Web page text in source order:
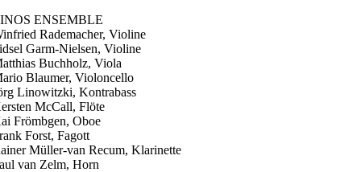
ENSEMBLE
Rademacher, Violine
Garm-Nielsen, Violine
Buchholz, Viola
Blaumer, Violoncello
Linowitzki, Kontrabass
McCall, Flöte
Frömbgen, Oboe
Forst, Fagott
Müller-van Recum, Klarinette
van Zelm, Horn